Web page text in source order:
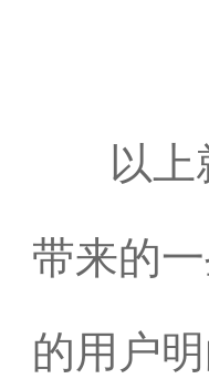
以上就
带来的
的用户